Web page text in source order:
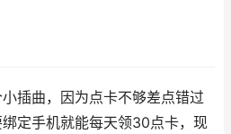
插曲，因为点卡不够差点错过
定手机就能每天领30点卡，现